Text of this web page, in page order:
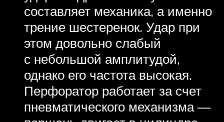
составляет механика, а именно
трение шестеренок. Удар при
этом довольно слабый
с небольшой амплитудой,
однако его частота высокая.
Перфоратор работает за счет
пневматического механизма —